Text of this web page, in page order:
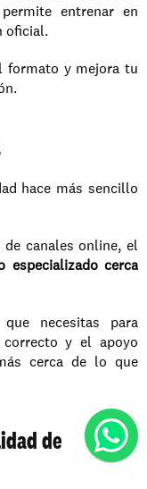
entrenar en
oficial.
formato y mejora tu
hace más sencillo
canales online, el
especializado cerca
necesitas para
y el apoyo
cerca de lo que
de